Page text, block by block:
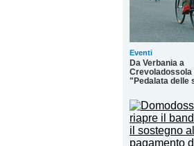
Eventi
Da Verbania a
Crevoladossola
"Pedalata delle